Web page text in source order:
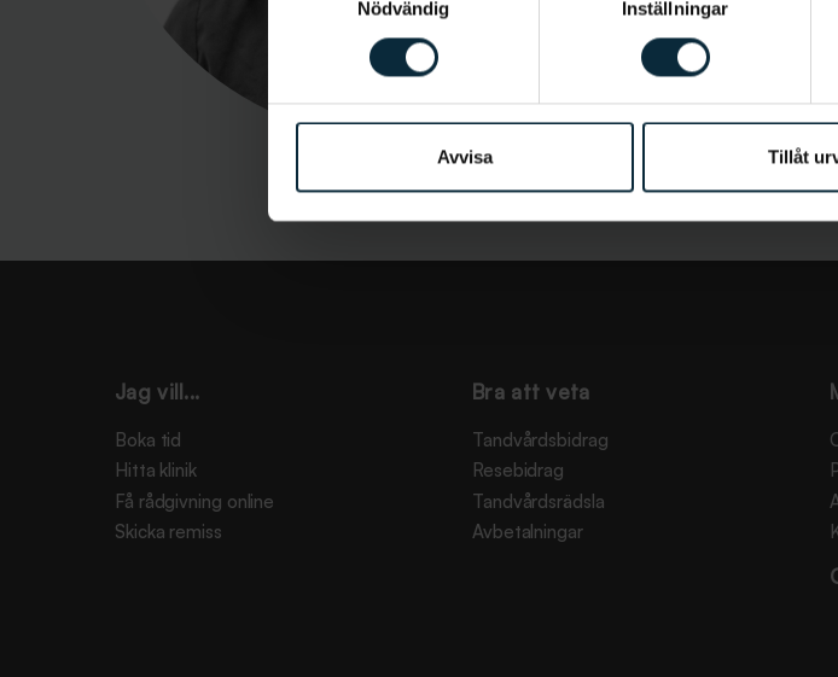
Nödvändig
Inställningar
Avvisa Tillåt
Jag vill...
Boka tid
Hitta klinik
Få rådgivning online
Skicka remiss
Bra att veta
Tandvårdsbidrag
Resebidrag
Tandvårdsrädsla
Avbetalningar